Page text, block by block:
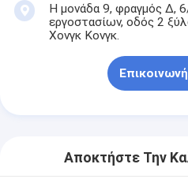
Η μονάδα 9, φραγμός Δ,
εργοστασίων, οδός 2
Χονγκ Κονγκ.
Αποκτήστε Την